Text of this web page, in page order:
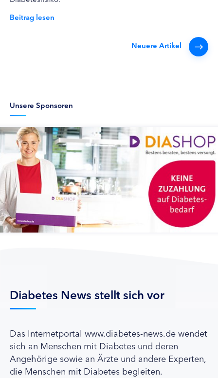
Beitrag lesen
Neuere Artikel
Unsere Sponsoren
Diabetes News stellt sich vor
Das Internetportal www.diabetes-news.de wendet
sich an Menschen mit Diabetes und deren
Angehörige sowie an Ärzte und andere Experten,
die Menschen mit Diabetes begleiten.